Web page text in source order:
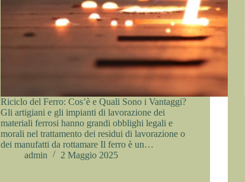
Riciclo del Ferro: Cos’è e Quali Sono i Vantaggi?
Gli artigiani e gli impianti di lavorazione dei
materiali ferrosi hanno grandi obblighi legali e
morali nel trattamento dei residui di lavorazione o
dei manufatti da rottamare Il ferro è un…
admin
2 Maggio 2025